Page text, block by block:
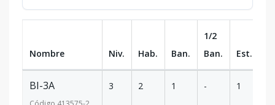
Nombre Niv. Hab. Ban.
1/2
Ban.
Est.
BI-3A 3 2 1 - 1